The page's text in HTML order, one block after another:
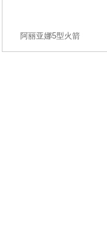
阿丽亚娜5型火箭